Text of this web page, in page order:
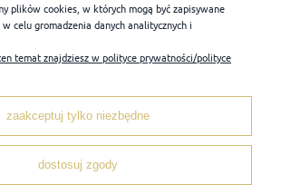
POMOC
MOJE KONTO
PŁATNOŚCI I DOSTAWA
INFORMACJE
plików cookies, w których mogą być zapisywane
celu gromadzenia danych analitycznych i
temat znajdziesz w polityce prywatności/polityce
zaakceptuj tylko niezbędne
dostosuj zgody